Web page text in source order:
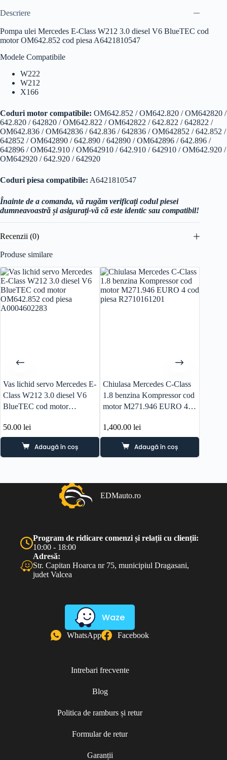
Descriere
Pompa ulei Mercedes E-Class W212 3.0 diesel V6 BlueTEC cod
motor OM642.852 cod piesa A6421810547
Modele Compatibile
W222
W212
X166
Coduri motor compatibile: OM642.852 / OM642.820 / OM642820 /
642.820 / 642820 / OM642.822 / OM642822 / 642.822 / 642822 /
OM642.836 / OM642836 / 642.836 / 642836 / OM642852 / 642.852 /
642852 / OM642890 / 642.890 / 642890 / OM642896 / 642.896 /
642896 / OM642.910 / OM642910 / 642.910 / 642910 / OM642.920 /
OM642920 / 642.920 / 642920
Coduri piesa compatibile: A6421810547
Înainte de a comanda, vă rugăm verificați codul piesei
dumneavoastră și asigurați-vă că este identic sau compatibil!
Recenzii (0)
Produse similare
Vas lichid servo Mercedes E-
Class W212 3.0 diesel V6
BlueTEC cod motor
A0004602283
50.00 lei
Adaugă în coș
Chiulasa Mercedes C-Class
1.8 benzina Kompressor cod
motor M271.946 EURO 4
1,400.00lei
Adaugă în coș
EDMauto.ro
Program de ridicare comenzi și relații cu clienții:
10:00 - 18:00
Adresă:
Str. Capitan Hoarca nr 75, municipiul Dragasani,
judet Valcea
Waze
WhatsApp Facebook
Intrebari frecvente
Blog
Politica de ramburs și retur
Formular de retur
Garanții